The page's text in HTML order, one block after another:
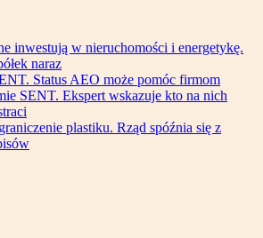
inwestują w nieruchomości i energetykę.
naraz
Status AEO może pomóc firmom
SENT. Ekspert wskazuje kto na nich
plastiku. Rząd spóźnia się z